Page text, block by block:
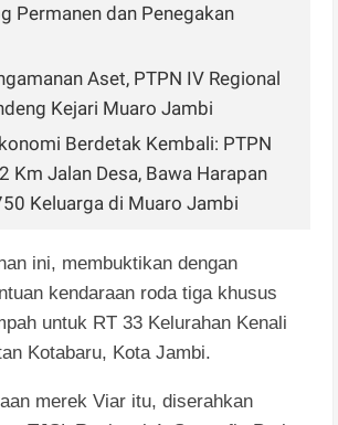
Permanen dan Penegakan
Aset, PTPN IV Regional
Kejari Muaro Jambi
Berdetak Kembali: PTPN
Km Jalan Desa, Bawa Harapan
Keluarga di Muaro Jambi
ini, membuktikan dengan
kendaraan roda tiga khusus
untuk RT 33 Kelurahan Kenali
Kotabaru, Kota Jambi.
merek Viar itu, diserahkan